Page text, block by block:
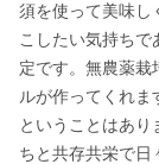
須を使って美味し
こしたい気持ち
定です。無農薬栽
ルが作ってくれま
ということはあり
ちと共存共栄で日